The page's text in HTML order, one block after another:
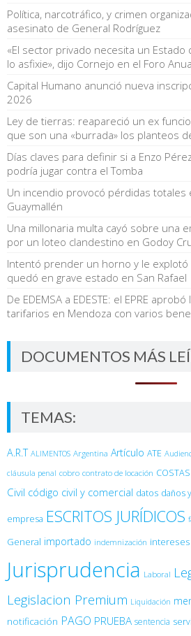
Política, narcotráfico, y crimen
asesinato de General Rodríguez
«El sector privado necesita un
lo asfixie», dijo Cornejo en el Foro
Capital Humano anunció nueva
2026
Ley de tierras: reapareció un ex
que son una «burrada» los planteos
Días claves para definir si a Enzo
podría jugar contra el Tomba
Un incendio provocó pérdidas totales
Guaymallén
Una millonaria multa cayó sobre una
por un loteo clandestino en Godoy
Intentó prender un horno y le explotó
quedó en grave estado en San Rafael
De EDEMSA a EDESTE: el EPRE
tarifarios en Mendoza con varios
DOCUMENTOS MÁS
TEMAS:
A.R.T ALIMENTOS Argentina Artículo ATE
cláusula penal cobro contrato de locación COSTAS
Civil código civil y comercial datos daños
empresa ESCRITOS JURÍDICOS
General importado indemnización intereses
Jurisprudencia Laboral
Legislacion Premium Liquidación
notificación PAGO PRUEBA sentencia